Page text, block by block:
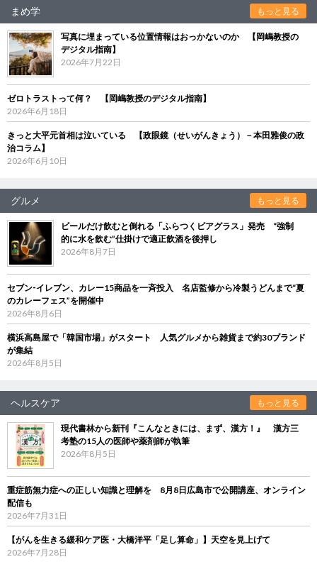
まめ学 もっと見る
写真に埋まっている位置情報はおっかないのか 【岡嶋教授の
デジタル指南】
2026年7月22日
ゼロトラストって何？ 【岡嶋教授のデジタル指南】
2026年6月18日
きっと大平元首相は泣いている 【政眼鏡（せいがんきょう）－本田雅俊の政
治コラム】
2026年6月10日
グルメ もっと見る
ビールだけ飲むと倒れる「ふらつくビアグラス」発売 “強制
的に水を飲む”仕掛けで適正飲酒を後押し
2026年8月7日
セブン‐イレブン、カレー15商品を一斉投入 名店監修から冷製うどんまで“夏
のカレーフェス”を開催中
2026年8月6日
横浜高島屋で「韓国市場」がスタート 人気グルメから雑貨まで約30ブランド
が集結
2026年8月5日
ヘルスケア もっと見る
現代書林から新刊『こんなときには、まず、漢方！』 漢方三
考塾の15人の医師や薬剤師が執筆
2026年8月5日
重症筋無力症への正しい知識と理解を 8月8日広島市で公開講座、オンライン
配信も
2026年7月31日
【がんを生きる緩和ケア医・大橋洋平「足し算命」】天空を見上げて
2026年7月28日